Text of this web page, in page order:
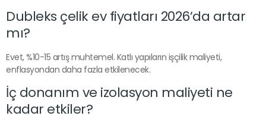
Dubleks çelik ev fiyatları 2026’da artar
mı?
Evet, %10-15 artış muhtemel. Katlı yapıların işçilik maliyeti,
enflasyondan daha fazla etkilenecek.
İç donanım ve izolasyon maliyeti ne
kadar etkiler?